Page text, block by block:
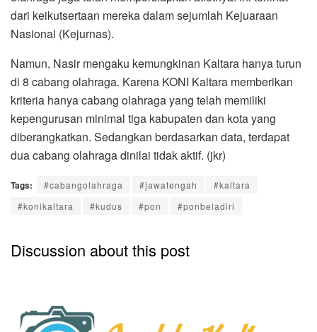
dari keikutsertaan mereka dalam sejumlah Kejuaraan
Nasional (Kejurnas).
Namun, Nasir mengaku kemungkinan Kaltara hanya turun
di 8 cabang olahraga. Karena KONI Kaltara memberikan
kriteria hanya cabang olahraga yang telah memiliki
kepengurusan minimal tiga kabupaten dan kota yang
diberangkatkan. Sedangkan berdasarkan data, terdapat
dua cabang olahraga dinilai tidak aktif. (jkr)
Tags: #cabangolahraga #jawatengah
#kaltara
#konikaltara
#kudus #pon #ponbeladiri
Discussion about this post